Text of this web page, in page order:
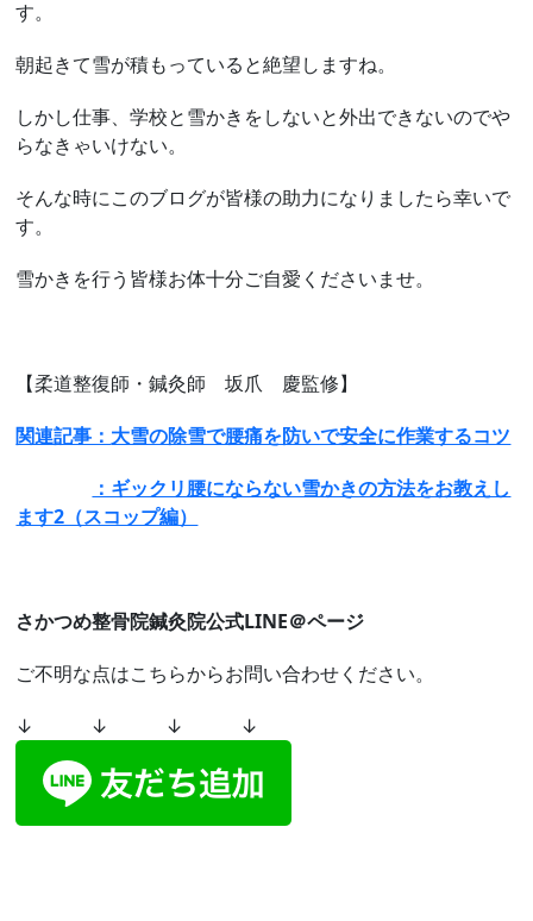
す。
朝起きて雪が積もっていると絶望しますね。
しかし仕事、学校と雪かきをしないと外出できないのでや
らなきゃいけない。
そんな時にこのブログが皆様の助力になりましたら幸いで
す。
雪かきを行う皆様お体十分ご自愛くださいませ。
【柔道整復師・鍼灸師 坂爪 慶監修】
関連記事： 大雪の除雪で腰痛を防いで安全に作業するコツ
：ギックリ腰にならない雪かきの方法をお教えし
ます2（スコップ編）
さかつめ整骨院鍼灸院公式LINE＠ページ
ご不明な点はこちらからお問い合わせください。
↓ ↓ ↓ ↓